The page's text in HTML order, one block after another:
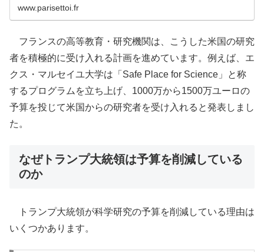
www.parisettoi.fr
フランスの高等教育・研究機関は、こうした米国の研究
者を積極的に受け入れる計画を進めています。​例えば、エ
クス・マルセイユ大学は「Safe Place for Science」と称
するプログラムを立ち上げ、1000万から1500万ユーロの
予算を投じて米国からの研究者を受け入れると発表しまし
た。
なぜトランプ大統領は予算を削減している
のか
トランプ大統領が科学研究の予算を削減している理由は
いくつかあります。